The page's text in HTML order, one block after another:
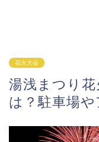
花火大会
湯浅まつり
は？駐車場や